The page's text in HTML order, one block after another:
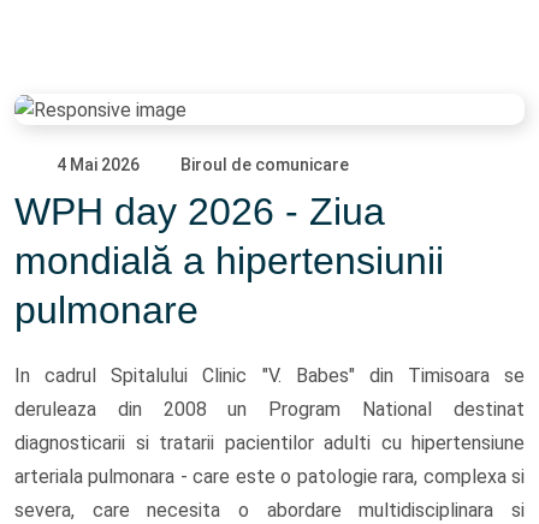
4 Mai 2026 Biroul de comunicare
WPH day 2026 - Ziua
mondială a hipertensiunii
pulmonare
In cadrul Spitalului Clinic "V. Babes" din Timisoara se
deruleaza din 2008 un Program National destinat
diagnosticarii si tratarii pacientilor adulti cu hipertensiune
arteriala pulmonara - care este o patologie rara, complexa si
severa, care necesita o abordare multidisciplinara si